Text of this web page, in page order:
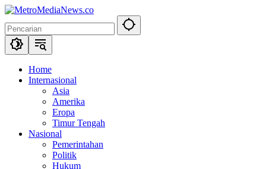
Langsung
konten
Home
Internasional
Asia
Amerika
Eropa
Timur Tengah
Nasional
Pemerintahan
Politik
Hukum